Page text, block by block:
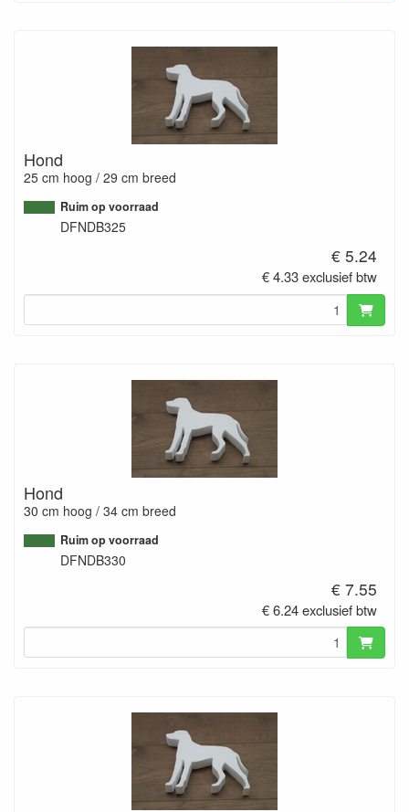
Hond
25 cm hoog / 29 cm breed
Ruim op voorraad
DFNDB325
€ 5.24
€ 4.33 exclusief btw
Hond
30 cm hoog / 34 cm breed
Ruim op voorraad
DFNDB330
€ 7.55
€ 6.24 exclusief btw